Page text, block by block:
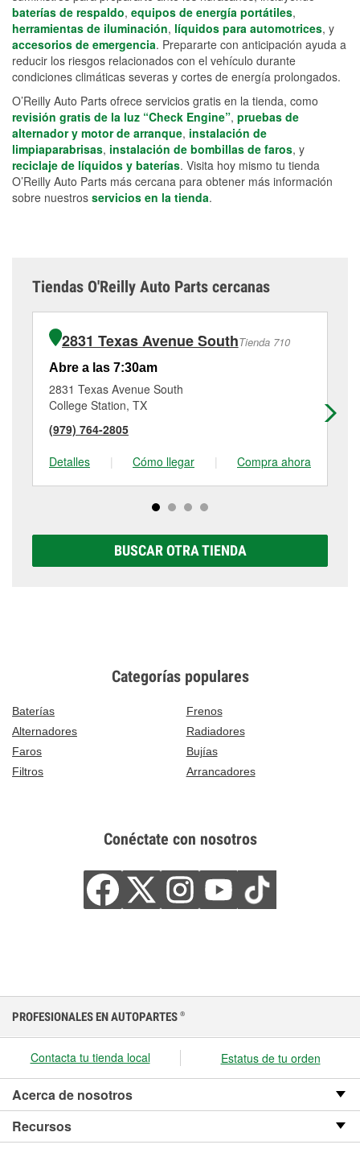
baterías de respaldo, equipos de energía portátiles,
herramientas de iluminación, líquidos para automotrices, y
accesorios de emergencia. Prepararte con anticipación ayuda a
reducir los riesgos relacionados con el vehículo durante
condiciones climáticas severas y cortes de energía prolongados.
O’Reilly Auto Parts ofrece servicios gratis en la tienda, como
revisión gratis de la luz “Check Engine”, pruebas de
alternador y motor de arranque, instalación de
limpiaparabrisas, instalación de bombillas de faros, y
reciclaje de líquidos y baterías. Visita hoy mismo tu tienda
O’Reilly Auto Parts más cercana para obtener más información
sobre nuestros servicios en la tienda.
Tiendas O'Reilly Auto Parts cercanas
2831 Texas Avenue SouthTienda 710
Abre a las 7:30am
2831 Texas Avenue South
College Station, TX
(979) 764-2805
Detalles
| Cómo llegar | Compra ahora
BUSCAR OTRA TIENDA
Categorías populares
Baterías
Frenos
Alternadores
Radiadores
Faros
Bujías
Filtros
Arrancadores
Conéctate con nosotros
PROFESIONALES EN AUTOPARTES ®
Contacta tu tienda local Estatus de tu orden
Acerca de nosotros
Recursos